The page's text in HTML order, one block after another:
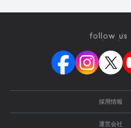
採用情報
運営会社